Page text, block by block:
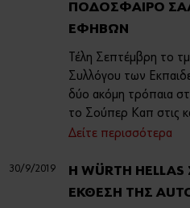
ΠΟΔΟΣΦΑΙΡΟ
ΕΦΗΒΩΝ
Τέλη Σεπτέμβρη το
Συλλόγου των
δύο ακόμη τρόπαια
το Σούπερ Καπ στις
Δείτε περισσότερα
30/9/2019
Η WÜRTH
ΕΚΘΕΣΗ ΤΗΣ